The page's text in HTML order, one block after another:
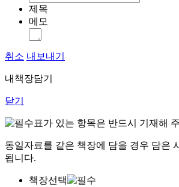
제목
메모
취소 내보내기
내책장담기
닫기
표가 있는 항목은 반드시 기재해
동일자료를 같은 책장에 담을 경우 담은
됩니다.
책장선택